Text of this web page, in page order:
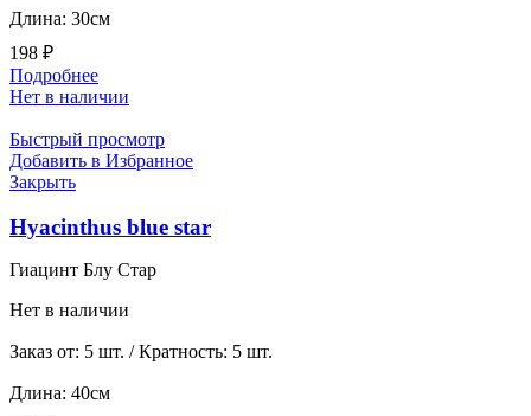
Длина: 30см
198 ₽
Подробнее
Нет в наличии
Быстрый просмотр
Добавить в Избранное
Закрыть
Hyacinthus blue star
Гиацинт Блу Стар
Нет в наличии
Заказ от: 5 шт. / Кратность: 5 шт.
Длина: 40см